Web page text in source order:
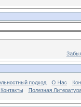
подход О Нас
Контакты Полезная